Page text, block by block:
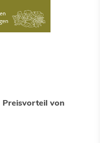
Preisvorteil von